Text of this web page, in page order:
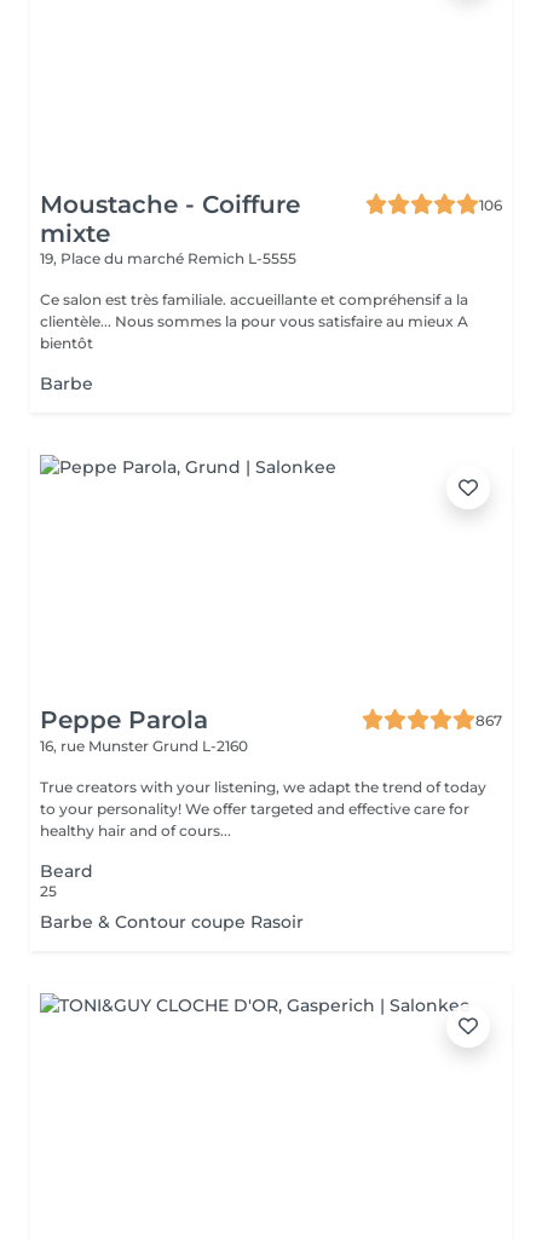
Moustache - Coiffure
mixte
106
19, Place du marché Remich L-5555
Ce salon est très familiale. accueillante et compréhensif a la
clientèle... Nous sommes la pour vous satisfaire au mieux A
bientôt
Barbe
Peppe Parola
867
16, rue Munster Grund L-2160
True creators with your listening, we adapt the trend of today
to your personality! We offer targeted and effective care for
healthy hair and of cours...
Beard
25
Barbe & Contour coupe Rasoir